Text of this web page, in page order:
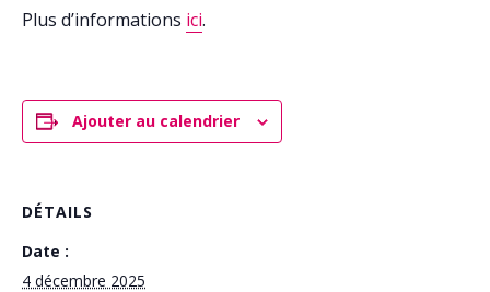
Plus d’informations ici.
Ajouter au calendrier
DÉTAILS
Date :
4 décembre 2025